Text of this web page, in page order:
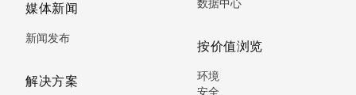
媒体新闻
新闻发布
解决方案
按价值浏览
环境
安全